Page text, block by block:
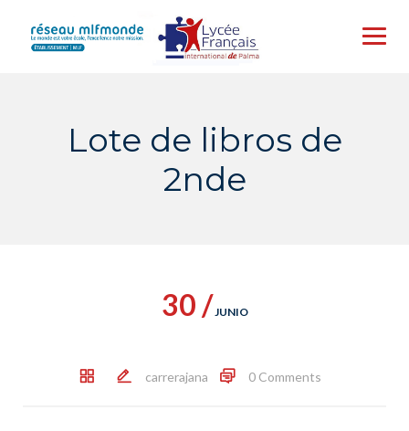
content
Lote de libros de
2nde
30 /JUNIO
carrerajana 0 Comments